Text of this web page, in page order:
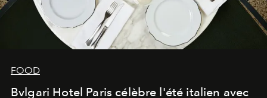
FOOD
Bvlgari Hotel Paris célèbre l'été italien avec